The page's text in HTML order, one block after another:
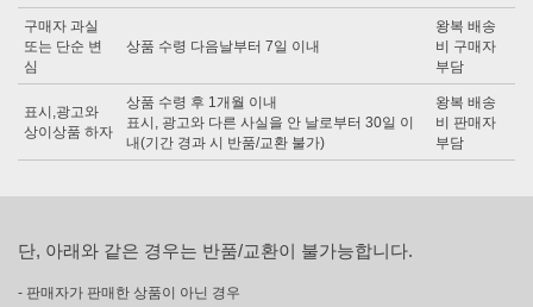
구매자 과실
또는 단순 변
심
상품 수령 다음날부터 7일 이내
왕복 배송
비 구매자
부담
표시,광고와
상이상품 하자
상품 수령 후 1개월 이내
표시, 광고와 다른 사실을 안 날로부터 30일 이
내(기간 경과 시 반품/교환 불가)
왕복 배송
비 판매자
부담
단, 아래와 같은 경우는 반품/교환이 불가능합니다.
- 판매자가 판매한 상품이 아닌 경우